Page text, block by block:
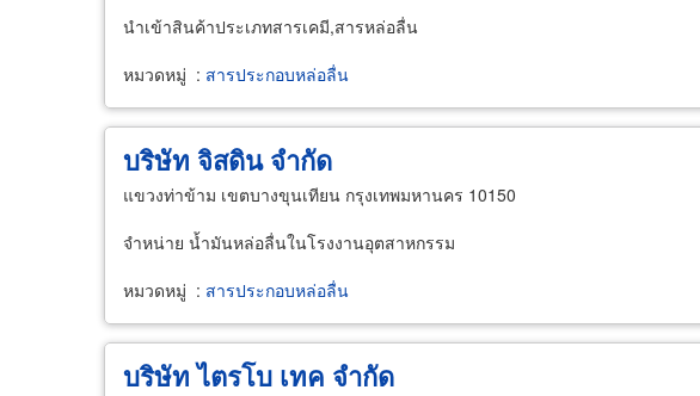
นำเข้าสินค้าประเภทสารเคมี,สารหล่อลื่น
หมวดหมู่ : สารประกอบหล่อลื่น
บริษัท จิสดิน จำกัด
แขวงท่าข้าม เขตบางขุนเทียน กรุงเทพมหานคร 10150
จำหน่าย น้ำมันหล่อลื่นในโรงงานอุตสาหกรรม
หมวดหมู่ : สารประกอบหล่อลื่น
บริษัท ไตรโบ เทค จำกัด